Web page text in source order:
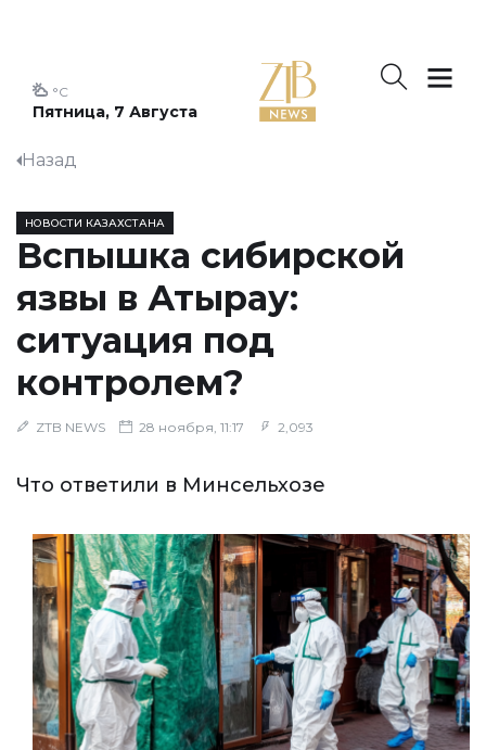
Пятница, 7 Августа
°C
Назад
НОВОСТИ КАЗАХСТАНА
Вспышка сибирской
язвы в Атырау:
ситуация под
контролем?
ZTB NEWS 28 ноября, 11:17 2,093
Что ответили в Минсельхозе